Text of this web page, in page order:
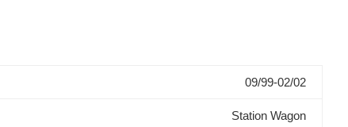
09/99-02/02
Station Wagon